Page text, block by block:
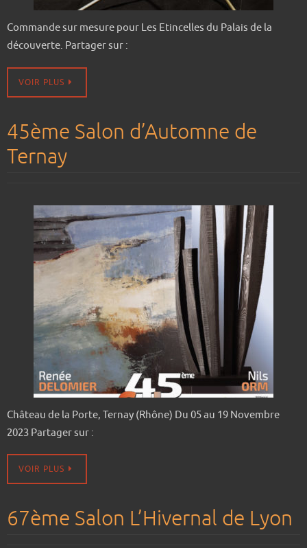
Commande sur mesure pour Les Etincelles du Palais de la
découverte. Partager sur :
VOIR PLUS
45ème Salon d’Automne de
Ternay
Château de la Porte, Ternay (Rhône) Du 05 au 19 Novembre
2023 Partager sur :
VOIR PLUS
67ème Salon L’Hivernal de Lyon